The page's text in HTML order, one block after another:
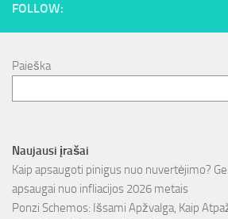
FOLLOW:
Paieška
Naujausi įrašai
Kaip apsaugoti pinigus nuo nuvertėjimo?
apsaugai nuo infliacijos 2026 metais
Ponzi Schemos: Išsami Apžvalga, Kaip